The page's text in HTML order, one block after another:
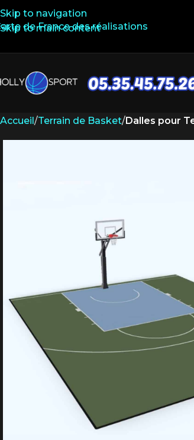
Skip to navigation
Skip to main content
de France des réalisations
Accueil/Terrain de Basket/Dalles pour